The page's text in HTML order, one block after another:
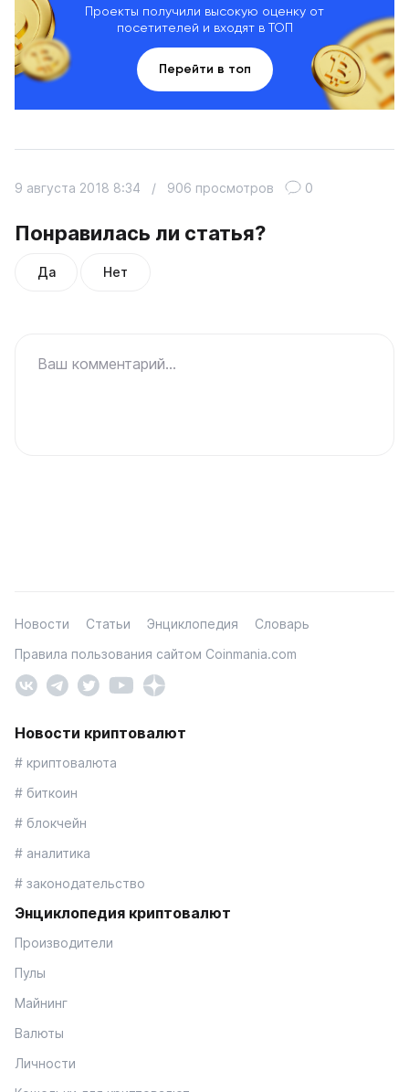
Проекты получили высокую оценку от
посетителей и входят в ТОП
Перейти в топ
Понравилась ли статья?
Да Нет
9 августа 2018 8:34 / 906 просмотров 0
Ваш комментарий...
Новости Статьи Энциклопедия
Словарь
Правила пользования сайтом Coinmania.com
Новости криптовалют
# криптовалюта
# биткоин
# блокчейн
# аналитика
# законодательство
Энциклопедия криптовалют
Производители
Пулы
Майнинг
Валюты
Личности